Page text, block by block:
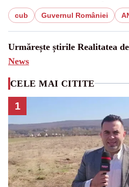
cub Guvernul României
Urmărește știrile Realitatea
News
CELE MAI CITITE
1